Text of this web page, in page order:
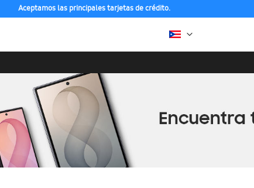
Aceptamos las principales tarjetas de crédito.